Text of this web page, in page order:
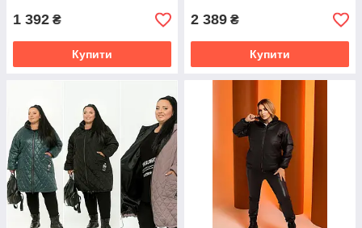
1 392 ₴
Купити
2 389 ₴
Купити